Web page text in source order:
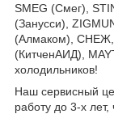
SMEG (Смег),
(Занусси),
(Алмаком), СНЕЖ,
(КитченАИД),
холодильников!
Наш сервисный
работу до 3-х лет,